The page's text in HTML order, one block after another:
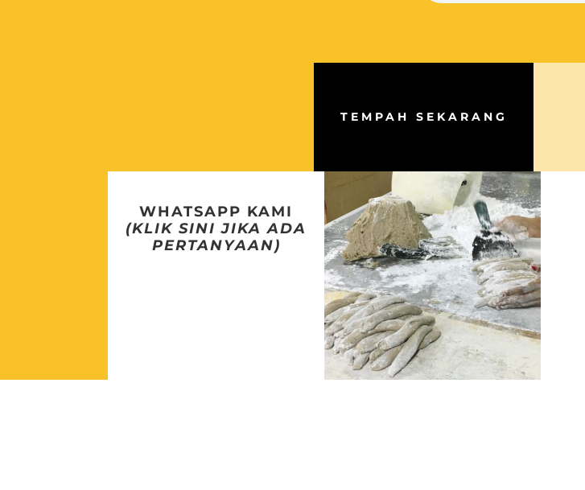
TEMPAH SEKARANG
WHATSAPP KAMI
(KLIK SINI JIKA ADA
PERTANYAAN)